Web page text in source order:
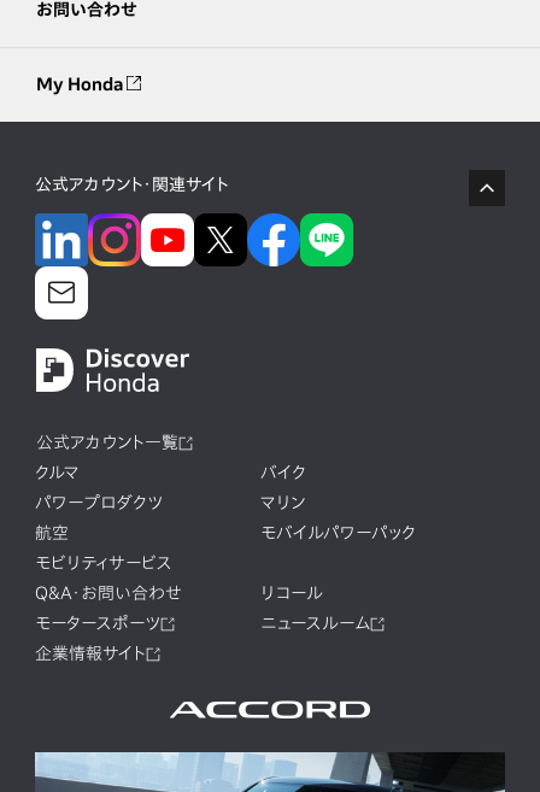
お問い合わせ
My Honda
公式アカウント・関連サイト
公式アカウント一覧
クルマ
バイク
パワープロダクツ
マリン
航空
モバイルパワーパック
モビリティサービス
Q&A・お問い合わせ
リコール
モータースポーツ
ニュースルーム
企業情報サイト